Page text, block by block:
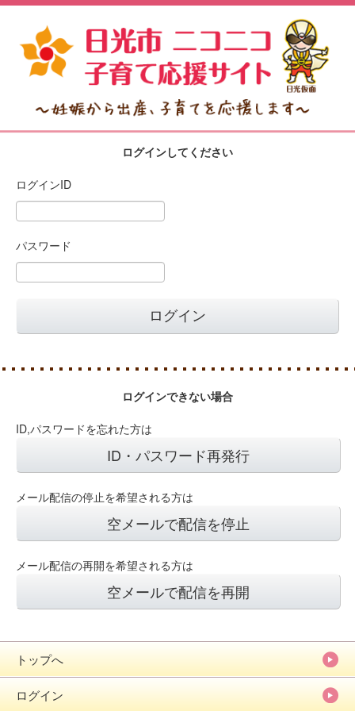
ログインしてください
ログインID
パスワード
ログインできない場合
ID,パスワードを忘れた方は
ID・パスワード再発行
メール配信の停止を希望される方は
空メールで配信を停止
メール配信の再開を希望される方は
空メールで配信を再開
トップへ
ログイン